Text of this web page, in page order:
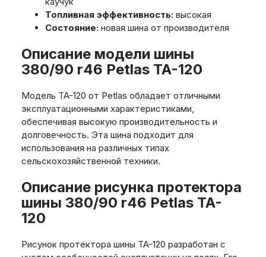
Топливная эффективность:высокая
Состояние:новая шина от производителя
Описание модели шины
380/90 r46 Petlas TA-120
Модель TA-120 от Petlas обладает отличными
эксплуатационными характеристиками,
обеспечивая высокую производительность и
долговечность. Эта шина подходит для
использования на различных типах
сельскохозяйственной техники.
Описание рисунка протектора
шины 380/90 r46 Petlas TA-
120
Рисунок протектора шины TA-120 разработан с